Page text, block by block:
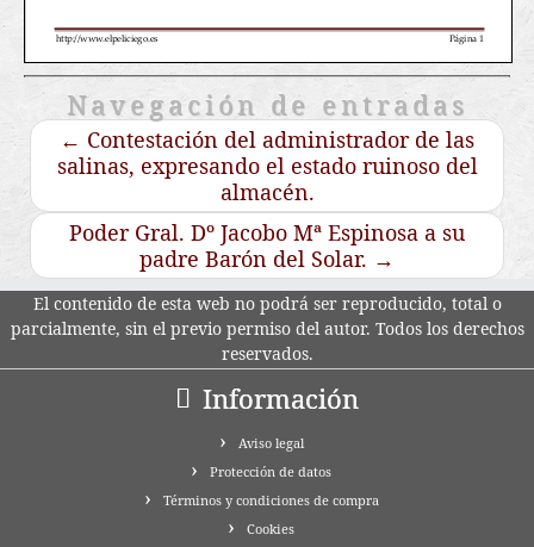
Navegación de entradas
← Contestación del administrador de las
salinas, expresando el estado ruinoso del
almacén.
Poder Gral. Dº Jacobo Mª Espinosa a su
padre Barón del Solar. →
El contenido de esta web no podrá ser reproducido, total o
parcialmente, sin el previo permiso del autor. Todos los derechos
reservados.
Información
Aviso legal
Protección de datos
Términos y condiciones de compra
Cookies